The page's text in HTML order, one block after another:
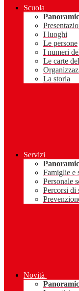
Scuola
I luoghi
Le persone
I numeri
Le carte
La storia
Servizi
Famiglie e
Personale
Percorsi di
Novità